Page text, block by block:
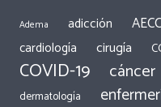
Adema adicción
cardiología cirugía
COVID-19 cáncer
dermatología